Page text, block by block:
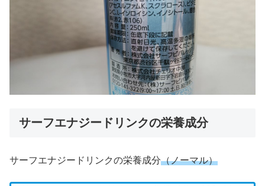
サーフエナジードリンクの栄養成分
サーフエナジードリンクの栄養成分（ノーマル）